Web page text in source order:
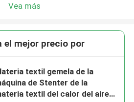
Vea más
el mejor precio por
textil gemela de la
de Stenter de la
textil del calor del aire